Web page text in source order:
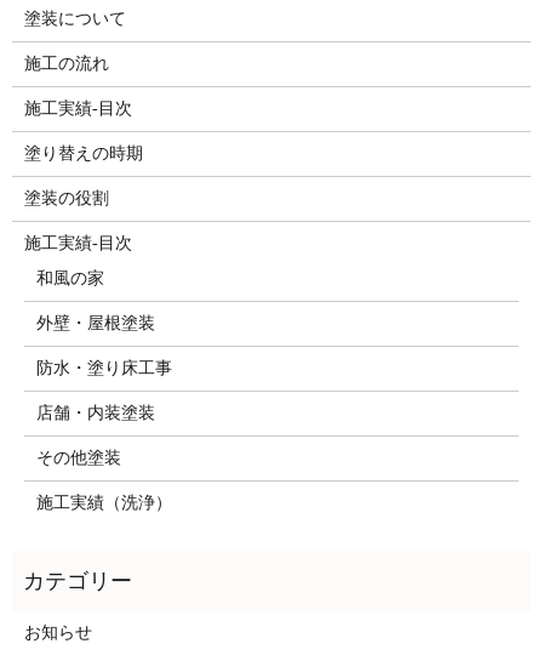
塗装について
施工の流れ
施工実績-目次
塗り替えの時期
塗装の役割
施工実績-目次
和風の家
外壁・屋根塗装
防水・塗り床工事
店舗・内装塗装
その他塗装
施工実績（洗浄）
お知らせ